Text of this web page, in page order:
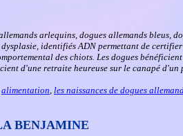
arlequins, dogues allemands bleus,
identifiés ADN permettant de certifier
des chiots. Les dogues
d'une retraite heureuse sur le canapé
alimentation, les naissances de dogues
BENJAMINE